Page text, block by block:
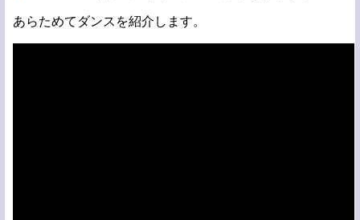
あらためてダンスを紹介します。